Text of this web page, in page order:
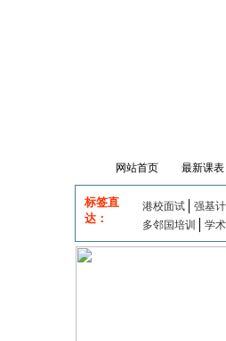
网站首页 最新课表
标签直
达：
港校面试 强基
多邻国培训
学